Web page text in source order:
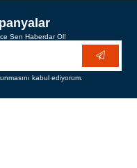
Sen Haberdar Ol!
kabul ediyorum.